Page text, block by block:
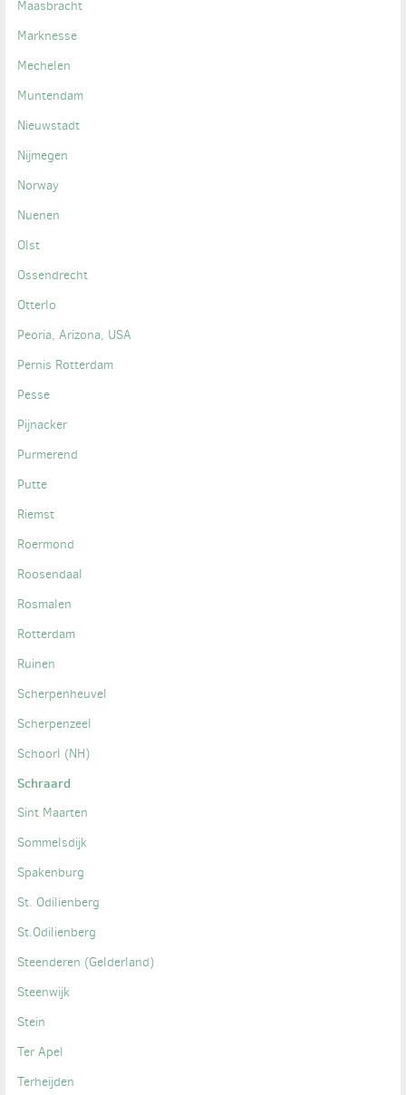
Maasbracht
Marknesse
Mechelen
Muntendam
Nieuwstadt
Nijmegen
Norway
Nuenen
Olst
Ossendrecht
Otterlo
Peoria, Arizona, USA
Pernis Rotterdam
Pesse
Pijnacker
Purmerend
Putte
Riemst
Roermond
Roosendaal
Rosmalen
Rotterdam
Ruinen
Scherpenheuvel
Scherpenzeel
Schoorl (NH)
Schraard
Sint Maarten
Sommelsdijk
Spakenburg
St. Odilienberg
St.Odilienberg
Steenderen (Gelderland)
Steenwijk
Stein
Ter Apel
Terheijden